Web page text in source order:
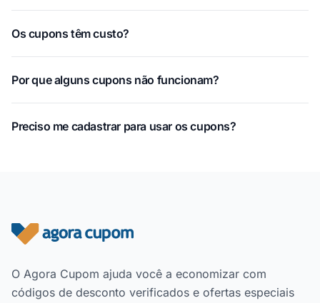
Os cupons têm custo?
Por que alguns cupons não funcionam?
Preciso me cadastrar para usar os cupons?
Rodapé do site
O Agora Cupom ajuda você a economizar com
códigos de desconto verificados e ofertas especiais